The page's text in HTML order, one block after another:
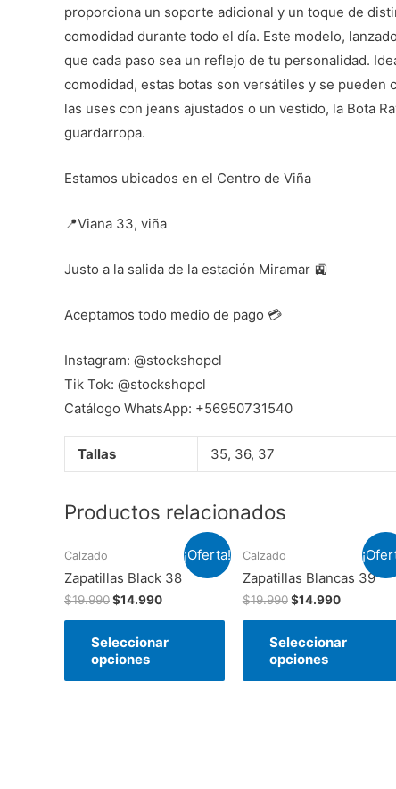
proporciona un soporte adicional y un toque de
comodidad durante todo el día. Este modelo,
que cada paso sea un reflejo de tu personalidad.
comodidad, estas botas son versátiles y se
las uses con jeans ajustados o un vestido, la Bota
guardarropa.
Estamos ubicados en el Centro de Viña
📍Viana 33, viña
Justo a la salida de la estación Miramar 🚉
Aceptamos todo medio de pago 💳
Instagram: @stockshopcl
Tik Tok: @stockshopcl
Catálogo WhatsApp: +56950731540
Tallas 35, 36, 37
Productos relacionados
¡Oferta!
Calzado
Zapatillas Black 38
$19.990$14.990
Seleccionar
opciones
Calzado
Zapatillas Blancas 39
$19.990 $14.990
Seleccionar
opciones